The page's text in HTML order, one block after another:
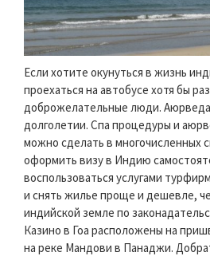
Если хотите окунуться в жизнь
проехаться на автобусе хотя бы
доброжелательные люди. Аюрведа
долголетии. Спа процедуры и
можно сделать в многочисленных
оформить визу в Индию
воспользоваться услугами
и снять жилье проще и дешевле,
индийской земле по
Казино в Гоа расположены на
на реке Мандови в Панаджи.